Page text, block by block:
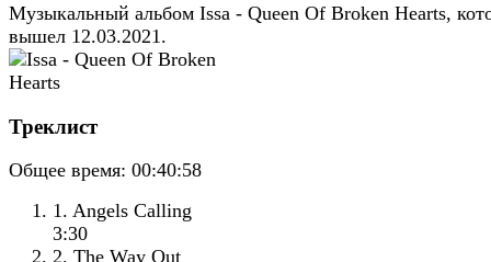
Музыкальный альбом Issa - Queen Of Broken Hearts,
вышел 12.03.2021.
Треклист
Общее время: 00:40:58
1. Angels Calling
3:30
2. The Way Out